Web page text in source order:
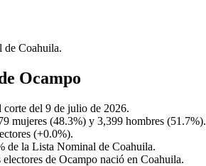
de Coahuila.
Ocampo
corte del 9 de julio de 2026.
mujeres (48.3%) y 3,399 hombres (51.7%).
(+0.0%).
de la Lista Nominal de Coahuila.
de Ocampo nació en Coahuila.